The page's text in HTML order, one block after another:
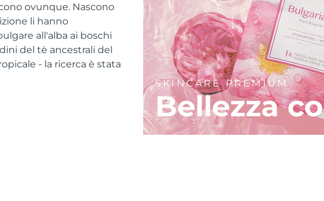
ovunque. Nascono
li hanno
all'alba ai boschi
del tè ancestrali del
- la ricerca è stata
SKINCARE PREMIUM
Bellezza